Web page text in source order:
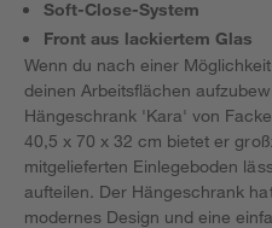
Soft-Close-System
Front aus lackiertem Glas
Wenn du nach einer
deinen Arbeitsflächen
Hängeschrank 'Kara' von
40,5 x 70 x 32 cm bietet er
mitgelieferten Einlegeboden
aufteilen. Der Hängeschrank
modernes Design und eine